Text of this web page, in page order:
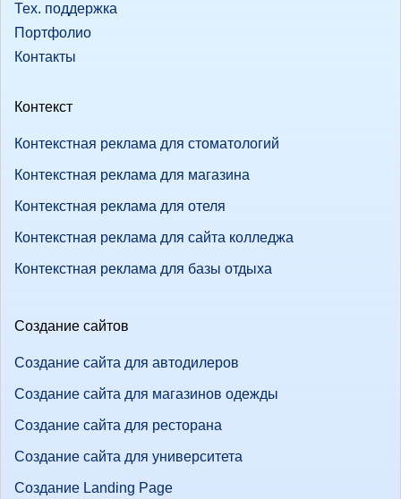
Тех. поддержка
Портфолио
Контакты
Контекст
Контекстная реклама для стоматологий
Контекстная реклама для магазина
Контекстная реклама для отеля
Контекстная реклама для сайта колледжа
Контекстная реклама для базы отдыха
Создание сайтов
Создание сайта для автодилеров
Создание сайта для магазинов одежды
Создание сайта для ресторана
Создание сайта для университета
Создание Landing Page